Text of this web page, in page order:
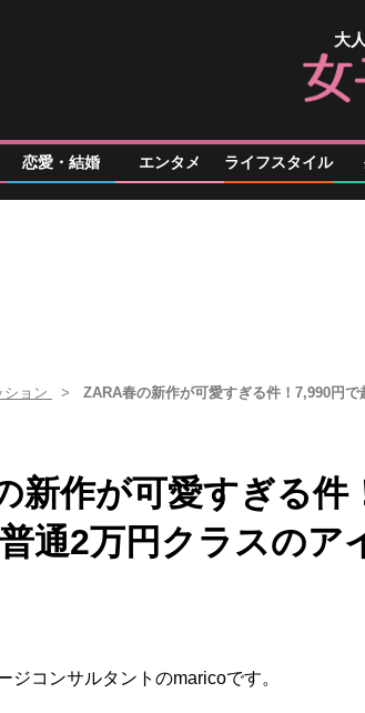
大
恋愛・結婚 エンタメ ライフスタイル
ション
ZARA春の新作が可愛すぎる件！7,990円
新作が可愛すぎる件
通2万円クラスのア
ジコンサルタントのmaricoです。